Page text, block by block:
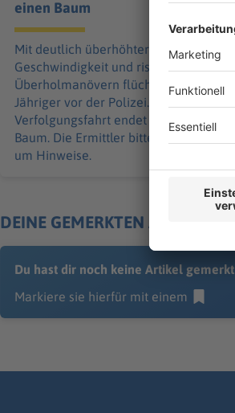
einen Baum
Mit deutlich überhöhter
Geschwindigkeit und riskanten
Überholmanövern flüchtet ein 24-
Jähriger vor der Polizei. Die
Verfolgungsfahrt endet an einem
Baum. Die Ermittler bitten Zeugen
um Hinweise.
DEINE GEMERKTEN ARTIKEL
Du hast dir noch keine Artikel gemerkt
Markiere sie hierfür mit einem